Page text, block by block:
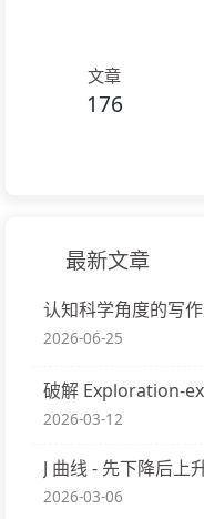
文章
176
最新文章
认知科学角度的写
2026-06-25
破解 Exploration-
2026-03-12
J 曲线 - 先下降后上
2026-03-06